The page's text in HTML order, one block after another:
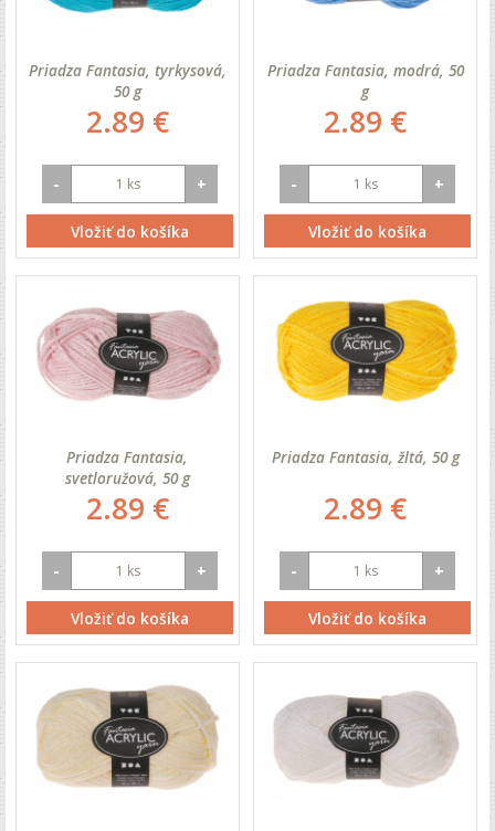
Priadza Fantasia, tyrkysová,
50 g
2.89 €
- +
Vložiť do košíka
Priadza Fantasia, modrá, 50
g
2.89 €
- +
Vložiť do košíka
Priadza Fantasia,
svetloružová, 50 g
2.89 €
- +
Vložiť do košíka
Priadza Fantasia, žltá, 50 g
2.89 €
- +
Vložiť do košíka